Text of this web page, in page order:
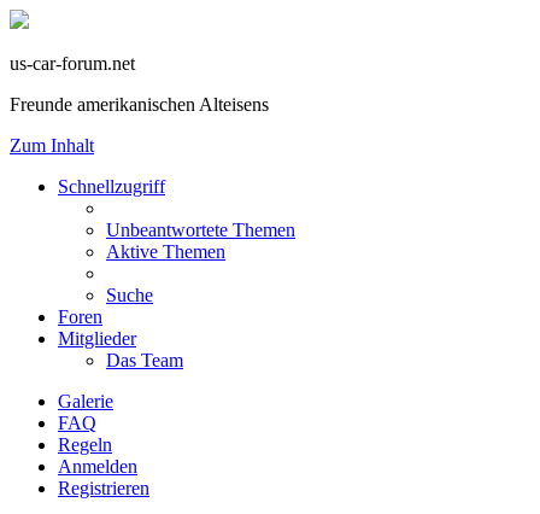
us-car-forum.net
Freunde amerikanischen Alteisens
Zum Inhalt
Schnellzugriff
Unbeantwortete Themen
Aktive Themen
Suche
Foren
Mitglieder
Das Team
Galerie
FAQ
Regeln
Anmelden
Registrieren